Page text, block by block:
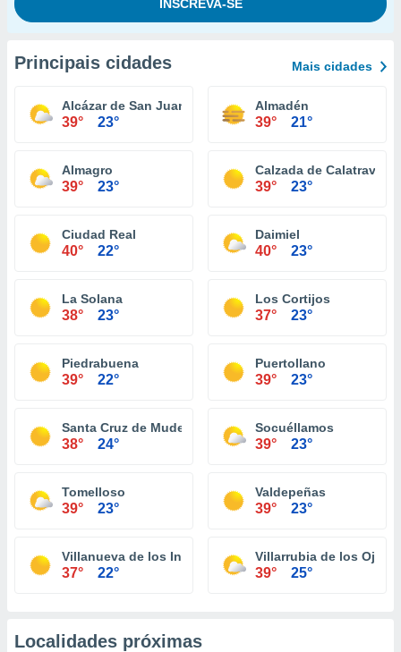
Principais cidades Mais cidades
Alcázar de San Juan
39° 23°
Almadén
39° 21°
Almagro
39° 23°
Calzada de Calatrava
39° 23°
Ciudad Real
40° 22°
Daimiel
40° 23°
La Solana
38° 23°
Los Cortijos
37° 23°
Piedrabuena
39° 22°
Puertollano
39° 23°
Santa Cruz de Mudela
38° 24°
Socuéllamos
39° 23°
Tomelloso
39° 23°
Valdepeñas
39° 23°
Villanueva de los Infantes
37° 22°
Villarrubia de los Ojos
39° 25°
Localidades próximas